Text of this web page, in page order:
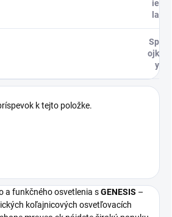
ie
la
Sp
ojk
y
k tejto položke.
a funkčného osvetlenia sGENESIS –
koľajnicových osvetľovacích